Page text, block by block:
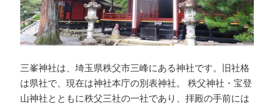
三峯神社は、埼玉県秩父市三峰にある神社です。旧社格
は県社で、現在は神社本庁の別表神社。 秩父神社・宝登
山神社とともに秩父三社の一社であり、拝殿の手前には